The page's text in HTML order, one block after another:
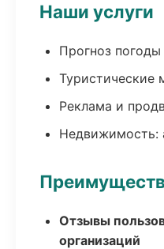
Наши услуги
Прогноз
Туристические
Реклама и
Недвижимость:
Отзывы
организаций